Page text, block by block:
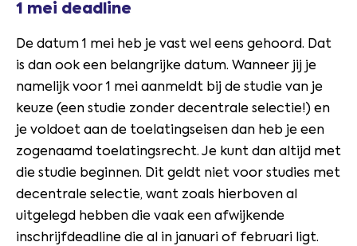
1 mei deadline
De datum 1 mei heb je vast wel eens gehoord. Dat
is dan ook een belangrijke datum. Wanneer jij je
namelijk voor 1 mei aanmeldt bij de studie van je
keuze (een studie zonder decentrale selectie!) en
je voldoet aan de toelatingseisen dan heb je een
zogenaamd toelatingsrecht. Je kunt dan altijd met
die studie beginnen. Dit geldt niet voor studies met
decentrale selectie, want zoals hierboven al
uitgelegd hebben die vaak een afwijkende
inschrijfdeadline die al in januari of februari ligt.